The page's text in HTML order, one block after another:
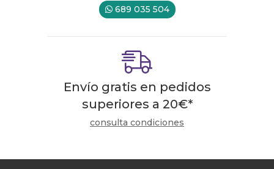
689 035 504
Envío gratis en pedidos
superiores a 20€*
consulta condiciones